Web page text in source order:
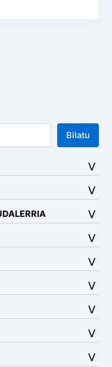
Bilatu